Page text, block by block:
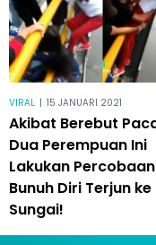
VIRAL | 15 JANUARI 2021
Akibat Berebut
Dua Perempuan Ini
Lakukan Percobaan
Bunuh Diri Terjun ke
Sungai!